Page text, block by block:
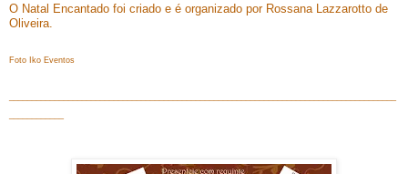
O Natal Encantado foi criado e é organizado por Rossana Lazzarotto de
Oliveira.
Foto Iko Eventos